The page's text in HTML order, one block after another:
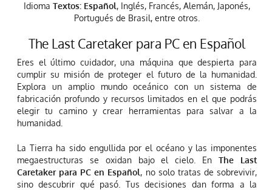
Idioma Textos: Español, Inglés, Francés, Alemán, Japonés,
Portugués de Brasil, entre otros.
The Last Caretaker para PC en Español
Eres el último cuidador, una máquina que despierta para
cumplir su misión de proteger el futuro de la humanidad.
Explora un amplio mundo oceánico con un sistema de
fabricación profundo y recursos limitados en el que podrás
elegir tu camino y crear herramientas para salvar a la
humanidad.
La Tierra ha sido engullida por el océano y las imponentes
megaestructuras se oxidan bajo el cielo. EnThe Last
Caretaker para PC en Español, no solo tratas de sobrevivir,
sino descubrir qué pasó. Tus decisiones dan forma a la